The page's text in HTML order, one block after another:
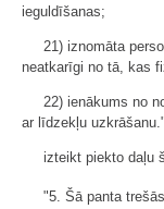
ieguldīšanas;
21) iznomāta
neatkarīgi no tā, kas
22) ienākums no
ar līdzekļu
izteikt piekto daļu
"5. Šā panta